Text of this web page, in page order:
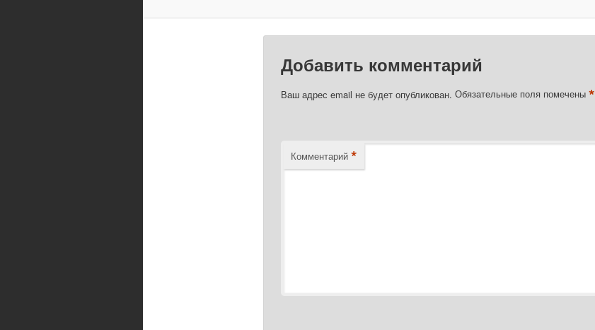
Добавить комментарий
Ваш адрес email не будет опубликован. Обязательные поля помечены*
Комментарий *